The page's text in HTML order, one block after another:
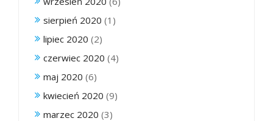
sierpień 2020 (1)
lipiec 2020 (2)
czerwiec 2020 (4)
maj 2020 (6)
kwiecień 2020 (9)
marzec 2020 (3)